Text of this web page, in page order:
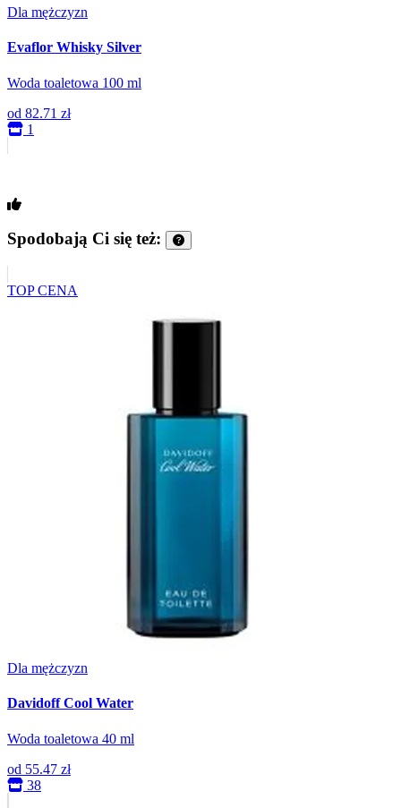
Dla mężczyzn
Evaflor Whisky Silver
Woda toaletowa 100 ml
od 82.71 zł
1
Spodobają Ci się też:
TOP CENA
Dla mężczyzn
Davidoff Cool Water
Woda toaletowa 40 ml
od 55.47 zł
38